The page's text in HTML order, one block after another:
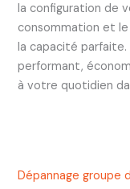
la configuration de
consommation et
la capacité parfaite.
performant,
à votre quotidien
Dépannage groupe